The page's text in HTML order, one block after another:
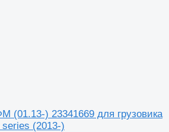
(01.13-) 23341669 для грузовика
(2013-)